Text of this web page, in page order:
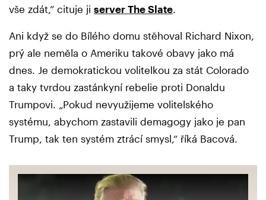
vše zdát,“ cituje ji server The Slate
Ani když se do Bílého domu stěhoval Richard Nixon,
prý ale neměla o Ameriku takové obavy jako má
dnes. Je demokratickou volitelkou za stát Colorado
a taky tvrdou zastánkyní rebelie proti Donaldu
Trumpovi. „Pokud nevyužijeme volitelského
systému, abychom zastavili demagogy jako je pan
Trump, tak ten systém ztrácí smysl,“ říká Bacová.